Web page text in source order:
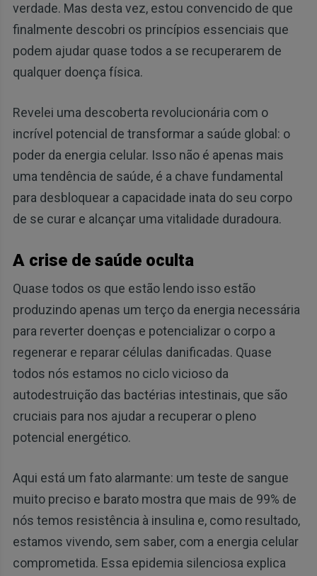
verdade. Mas desta vez, estou convencido de que
finalmente descobri os princípios essenciais que
podem ajudar quase todos a se recuperarem de
qualquer doença física.
Revelei uma descoberta revolucionária com o
incrível potencial de transformar a saúde global: o
poder da energia celular. Isso não é apenas mais
uma tendência de saúde, é a chave fundamental
para desbloquear a capacidade inata do seu corpo
de se curar e alcançar uma vitalidade duradoura.
A crise de saúde oculta
Quase todos os que estão lendo isso estão
produzindo apenas um terço da energia necessária
para reverter doenças e potencializar o corpo a
regenerar e reparar células danificadas. Quase
todos nós estamos no ciclo vicioso da
autodestruição das bactérias intestinais, que são
cruciais para nos ajudar a recuperar o pleno
potencial energético.
Aqui está um fato alarmante: um teste de sangue
muito preciso e barato mostra que mais de 99% de
nós temos resistência à insulina e, como resultado,
estamos vivendo, sem saber, com a energia celular
comprometida. Essa epidemia silenciosa explica